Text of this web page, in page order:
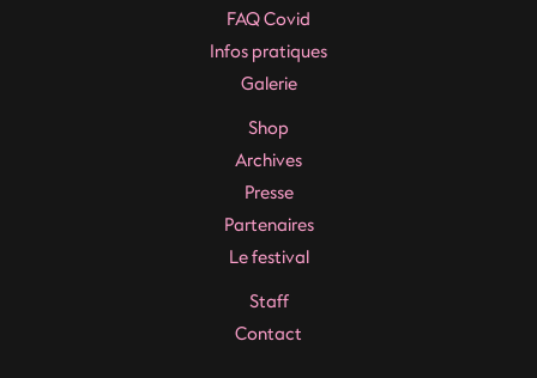
FAQ Covid
Infos pratiques
Galerie
Shop
Archives
Presse
Partenaires
Le festival
Staff
Contact